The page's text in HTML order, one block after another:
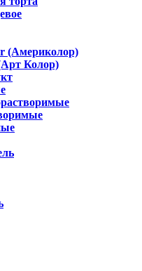
(Америколор)
Колор)